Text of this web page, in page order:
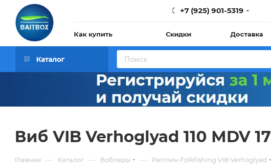
+7 (925) 901-5319
Как купить Скидки Доставка
Каталог
Виб VIB Verhoglyad 110 MDV 17
Главная — Каталог — Воблеры — Раттлин Folkfishing VIB Verhoglyad